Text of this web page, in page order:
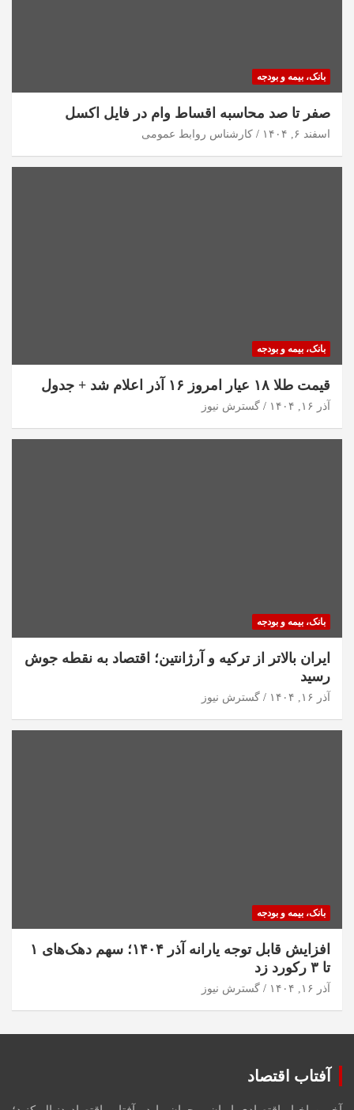
بانک، بیمه و بودجه
صفر تا صد محاسبه اقساط وام در فایل اکسل
اسفند ۶, ۱۴۰۴ کارشناس روابط عمومی
بانک، بیمه و بودجه
قیمت طلا ۱۸ عیار امروز ۱۶ آذر اعلام شد + جدول
آذر ۱۶, ۱۴۰۴ گسترش نیوز
بانک، بیمه و بودجه
ایران بالاتر از ترکیه و آرژانتین؛ اقتصاد به نقطه جوش
رسید
آذر ۱۶, ۱۴۰۴ گسترش نیوز
بانک، بیمه و بودجه
افزایش قابل توجه یارانه آذر ۱۴۰۴؛ سهم دهک‌های ۱
تا ۳ رکورد زد
آذر ۱۶, ۱۴۰۴ گسترش نیوز
آفتاب اقتصاد